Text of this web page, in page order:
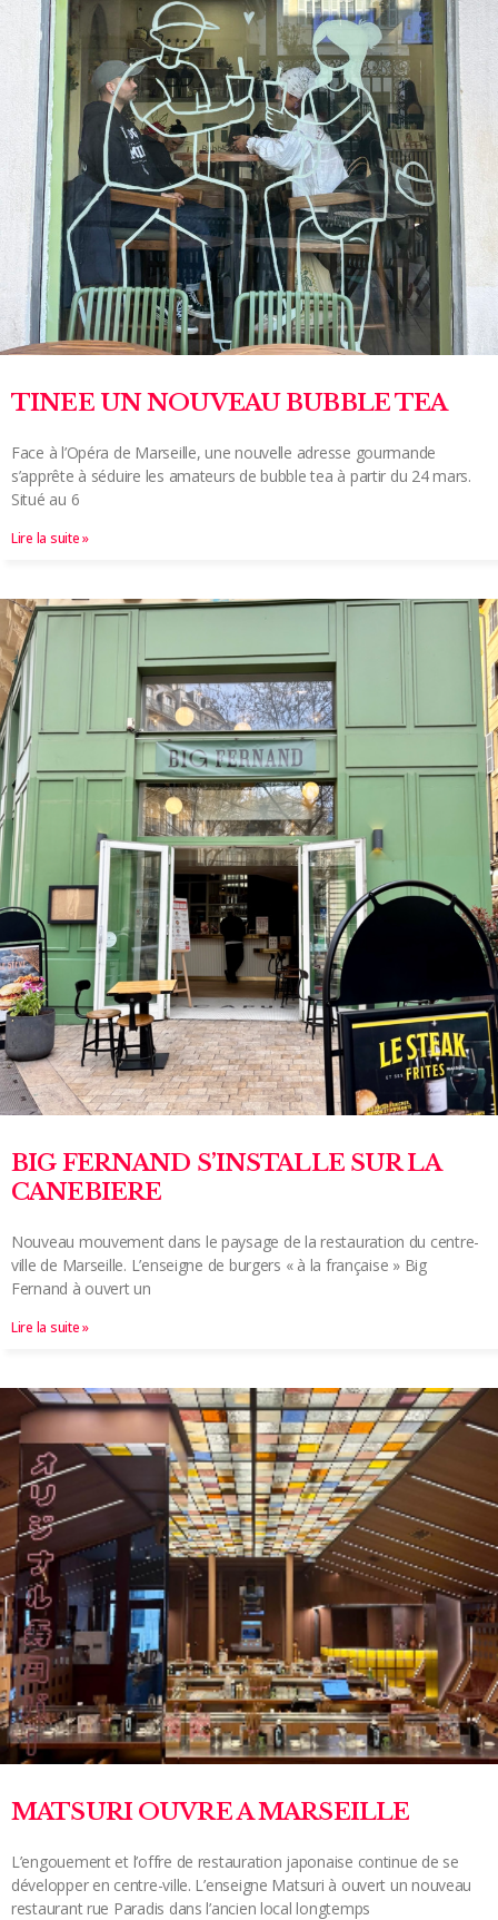
TINEE UN NOUVEAU BUBBLE TEA
Face à l’Opéra de Marseille, une nouvelle adresse gourmande
s’apprête à séduire les amateurs de bubble tea à partir du 24 mars.
Situé au 6
Lire la suite »
BIG FERNAND S’INSTALLE SUR LA
CANEBIERE
Nouveau mouvement dans le paysage de la restauration du centre-
ville de Marseille. L’enseigne de burgers « à la française » Big
Fernand à ouvert un
Lire la suite »
MATSURI OUVRE A MARSEILLE
L’engouement et l’offre de restauration japonaise continue de se
développer en centre-ville. L’enseigne Matsuri à ouvert un nouveau
restaurant rue Paradis dans l’ancien local longtemps